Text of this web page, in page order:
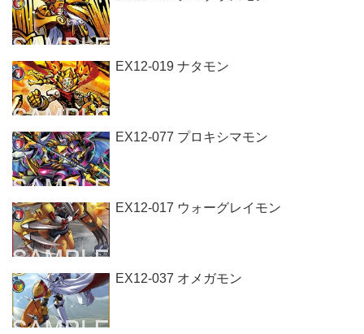
EX12-019 ナタモン
EX12-077 プロキシマモン
EX12-017 ウォーグレイモン
EX12-037 オメガモン